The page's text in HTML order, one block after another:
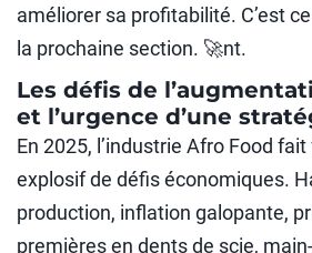
améliorer sa profitabilité. C’est
la prochaine section. 🚀nt.
Les défis de
et l’urgence d’une
En 2025, l’industrie Afro Food
explosif de défis économiques.
production, inflation galopante,
premières en dents de scie,